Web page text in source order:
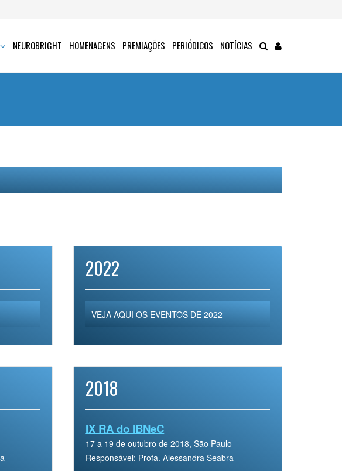
NEUROBRIGHT HOMENAGENS PREMIAÇÕES PERIÓDICOS NOTÍCIAS
2022
VEJA AQUI OS EVENTOS DE 2022
2018
IX RA do IBNeC
17 a 19 de outubro de 2018, São Paulo
Responsável: Profa. Alessandra Seabra